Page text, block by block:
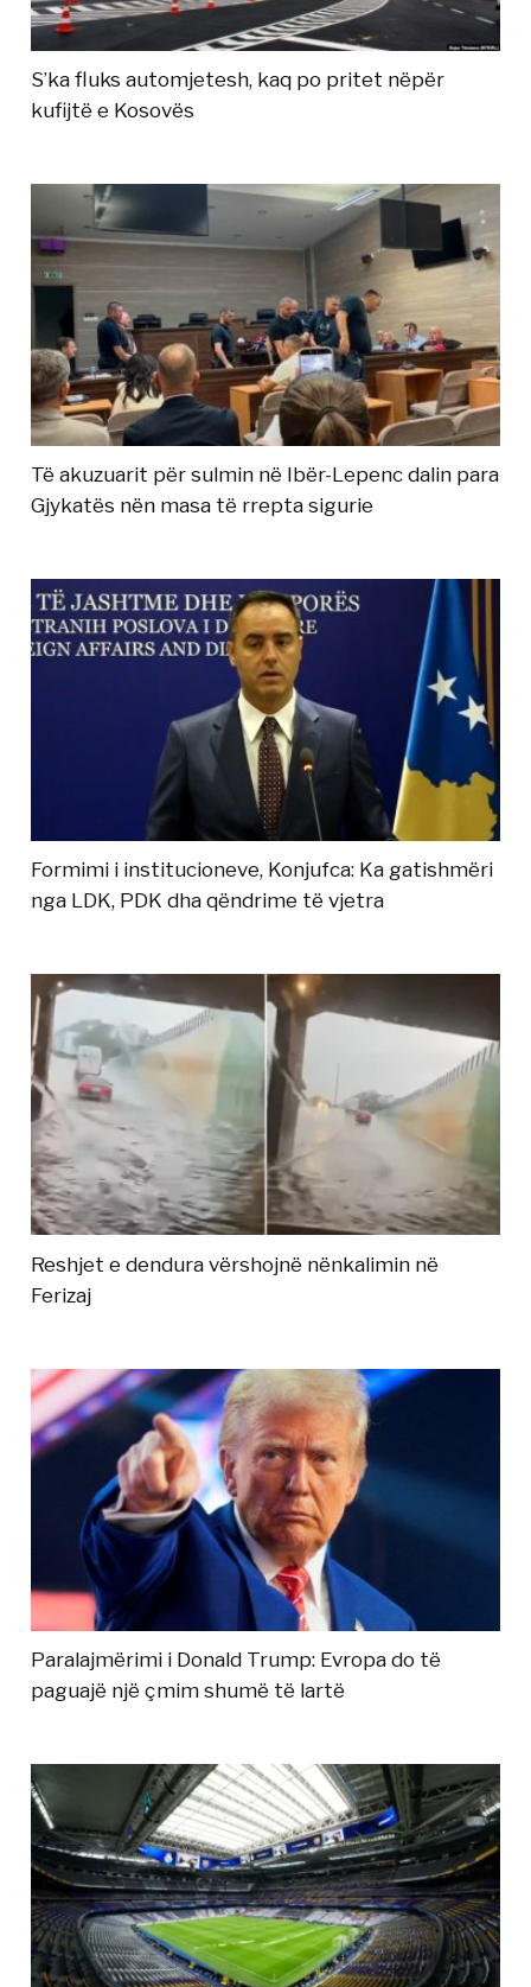
S’ka fluks automjetesh, kaq po pritet nëpër
kufijtë e Kosovës
Të akuzuarit për sulmin në Ibër-Lepenc dalin para
Gjykatës nën masa të rrepta sigurie
Formimi i institucioneve, Konjufca: Ka gatishmëri
nga LDK, PDK dha qëndrime të vjetra
Reshjet e dendura vërshojnë nënkalimin në
Ferizaj
Paralajmërimi i Donald Trump: Evropa do të
paguajë një çmim shumë të lartë